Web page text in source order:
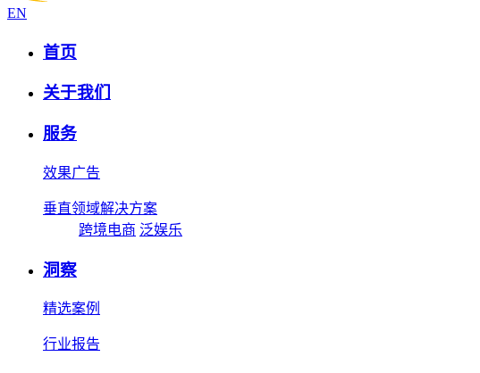
EN
首页
关于我们
服务
效果广告
垂直领域解决方案
跨境电商 泛娱乐
洞察
精选案例
行业报告